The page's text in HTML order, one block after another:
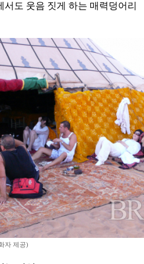
도 웃음 짓게 하는 매력덩어리
자 제공)